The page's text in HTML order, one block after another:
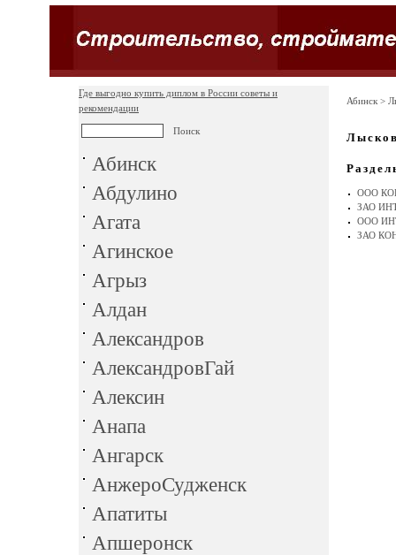
Где выгодно купить диплом в России советы и
рекомендации
Абинск
Абдулино
Агата
Агинское
Агрыз
Алдан
Александров
АлександровГай
Алексин
Анапа
Ангарск
АнжероСудженск
Апатиты
Апшеронск
Абинск >
ООО
ЗАО
ООО
ЗАО